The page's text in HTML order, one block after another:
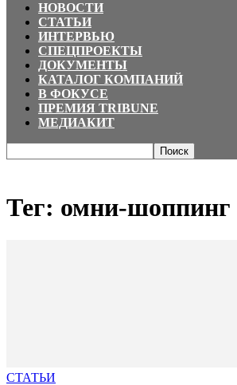
НОВОСТИ
СТАТЬИ
ИНТЕРВЬЮ
СПЕЦПРОЕКТЫ
ДОКУМЕНТЫ
КАТАЛОГ КОМПАНИЙ
В ФОКУСЕ
ПРЕМИЯ TRIBUNE
МЕДИАКИТ
Тег: омни-шоппинг
СТАТЬИ